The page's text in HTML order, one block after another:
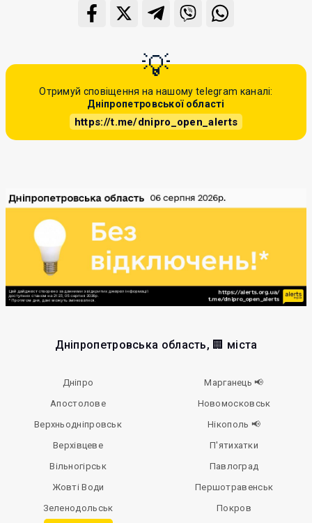
Отримуй сповіщення на нашому telegram каналі:
Дніпропетровської області
https://t.me/dnipro_open_alerts
Дніпропетровська область, 🏢 міста
Дніпро
Апостолове
Верхньодніпровськ
Верхівцеве
Вільногірськ
Жовті Води
Зеленодольськ
Марганець 📢
Новомосковськ
Нікополь 📢
П'ятихатки
Павлоград
Першотравенськ
Покров